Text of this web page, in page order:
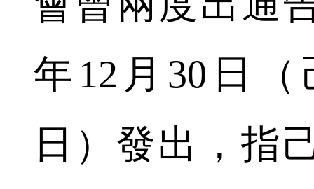
年12月30日
日）發出，指